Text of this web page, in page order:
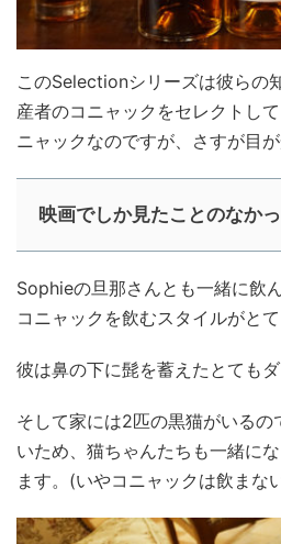
このSelectionシリーズは彼らの
産者のコニャックをセレクトし
ニャックなのですが、さすが目が
映画でしか見たことのなか
Sophieの旦那さんとも一緒に飲
コニャックを飲むスタイルがとて
彼は鼻の下に髭を蓄えたとてもダ
そして家には2匹の黒猫がいる
いため、猫ちゃんたちも一緒に
ます。(いやコニャックは飲まな